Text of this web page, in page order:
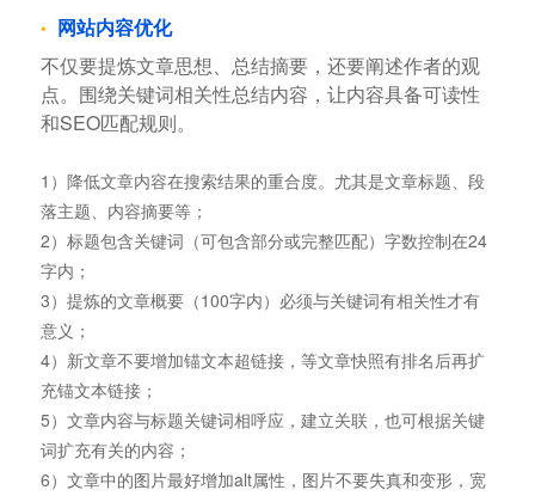
网站内容优化
不仅要提炼文章思想、总结摘要，还要阐述作者的观
点。围绕关键词相关性总结内容，让内容具备可读性
和SEO匹配规则。
1）降低文章内容在搜索结果的重合度。尤其是文章标题、段
落主题、内容摘要等；
2）标题包含关键词（可包含部分或完整匹配）字数控制在24
字内；
3）提炼的文章概要（100字内）必须与关键词有相关性才有
意义；
4）新文章不要增加锚文本超链接，等文章快照有排名后再扩
充锚文本链接；
5）文章内容与标题关键词相呼应，建立关联，也可根据关键
词扩充有关的内容；
6）文章中的图片最好增加alt属性，图片不要失真和变形，宽